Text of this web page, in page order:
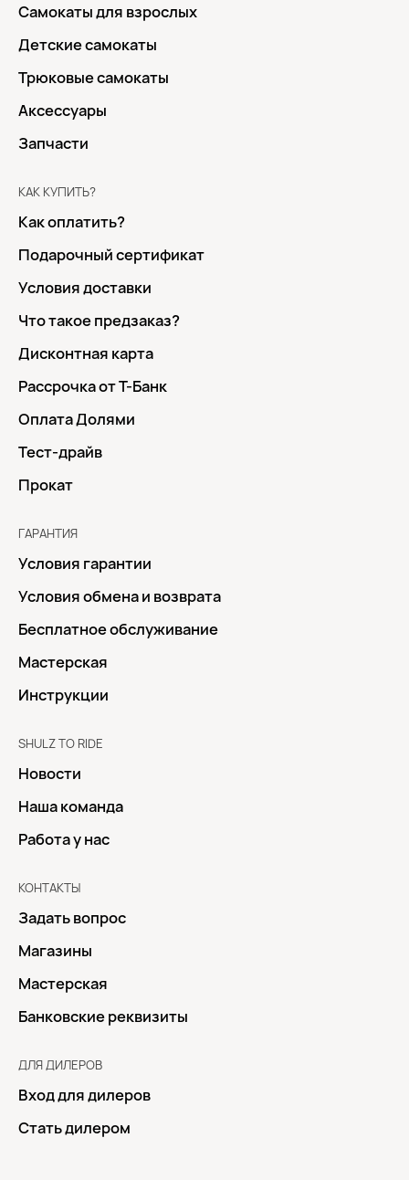
Самокаты для взрослых
Детские самокаты
Трюковые самокаты
Аксессуары
Запчасти
КАК КУПИТЬ?
Как оплатить?
Подарочный сертификат
Условия доставки
Что такое предзаказ?
Дисконтная карта
Рассрочка от Т-Банк
Оплата Долями
Тест-драйв
Прокат
ГАРАНТИЯ
Условия гарантии
Условия обмена и возврата
Бесплатное обслуживание
Мастерская
Инструкции
SHULZ TO RIDE
Новости
Наша команда
Работа у нас
КОНТАКТЫ
Задать вопрос
Магазины
Мастерская
Банковские реквизиты
ДЛЯ ДИЛЕРОВ
Вход для дилеров
Стать дилером